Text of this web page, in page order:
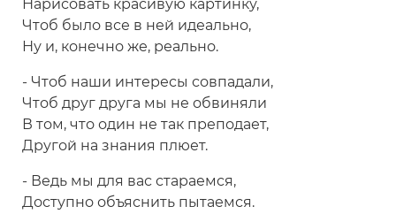
Нарисовать красивую картинку,
Чтоб было все в ней идеально,
Ну и, конечно же, реально.
- Чтоб наши интересы совпадали,
Чтоб друг друга мы не обвиняли
В том, что один не так преподает,
Другой на знания плюет.
- Ведь мы для вас стараемся,
Доступно объяснить пытаемся.